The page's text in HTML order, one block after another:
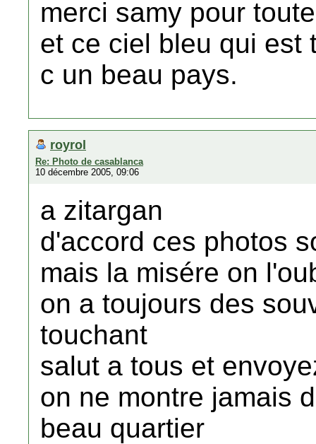
merci samy pour
et ce ciel bleu qui est
c un beau pays.
royrol
Re: Photo de casablanca
10 décembre 2005, 09:06
a zitargan
d'accord ces photos
mais la misére on
on a toujours des
touchant
salut a tous et
on ne montre jamais
beau quartier